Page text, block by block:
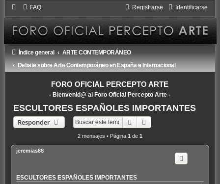
FAQ Identificarse
Registrarse
Índice general
ARTE CONTEMPORÁNEO
Debate sobre Arte Contemporáneo en España e Internacional
FORO OFICIAL PERCEPTO ARTE
- Bienvenid@ al Foro Oficial Percepto Arte -
ESCULTORES ESPAÑOLES IMPORTANTES
Responder Buscar
2 mensajes • Página 1 de 1
jeremias88
ESCULTORES ESPAÑOLES IMPORTANTES